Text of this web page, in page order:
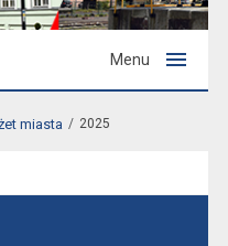
Menu
miasta 2025